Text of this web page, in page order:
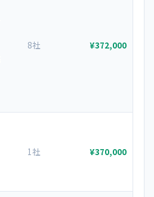
8社 ¥372,000
1社 ¥370,000